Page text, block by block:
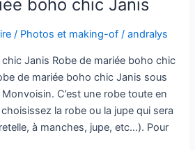
boho chic Janis
/ Photos et making-of /andralys
Janis Robe de mariée boho chic
de mariée boho chic Janis sous
Monvoisin. C’est une robe toute en
la robe ou la jupe qui sera
à manches, jupe, etc…). Pour